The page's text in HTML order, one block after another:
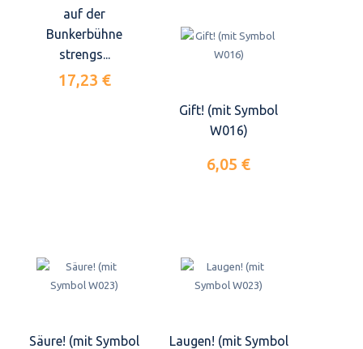
auf der
Bunkerbühne
strengs...
17,23 €
Gift! (mit Symbol
W016)
6,05 €
Säure! (mit Symbol
Laugen! (mit Symbol